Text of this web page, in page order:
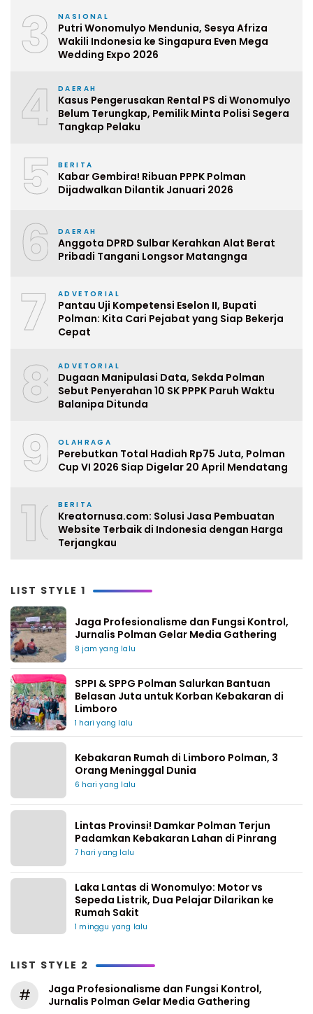
3 NASIONAL
Putri Wonomulyo Mendunia, Sesya Afriza
Wakili Indonesia ke Singapura Even Mega
Wedding Expo 2026
4 DAERAH
Kasus Pengerusakan Rental PS di Wonomulyo
Belum Terungkap, Pemilik Minta Polisi Segera
Tangkap Pelaku
5 BERITA
Kabar Gembira! Ribuan PPPK Polman
Dijadwalkan Dilantik Januari 2026
6 DAERAH
Anggota DPRD Sulbar Kerahkan Alat Berat
Pribadi Tangani Longsor Matangnga
7 ADVETORIAL
Pantau Uji Kompetensi Eselon II, Bupati
Polman: Kita Cari Pejabat yang Siap Bekerja
Cepat
8 ADVETORIAL
Dugaan Manipulasi Data, Sekda Polman
Sebut Penyerahan 10 SK PPPK Paruh Waktu
Balanipa Ditunda
9 OLAHRAGA
Perebutkan Total Hadiah Rp75 Juta, Polman
Cup VI 2026 Siap Digelar 20 April Mendatang
10BERITA
Kreatornusa.com: Solusi Jasa Pembuatan
Website Terbaik di Indonesia dengan Harga
Terjangkau
LIST STYLE 1
Jaga Profesionalisme dan Fungsi Kontrol,
Jurnalis Polman Gelar Media Gathering
8 jam yang lalu
SPPI & SPPG Polman Salurkan Bantuan
Belasan Juta untuk Korban Kebakaran di
Limboro
1 hari yang lalu
Kebakaran Rumah di Limboro Polman, 3
Orang Meninggal Dunia
6 hari yang lalu
Lintas Provinsi! Damkar Polman Terjun
Padamkan Kebakaran Lahan di Pinrang
7 hari yang lalu
Laka Lantas di Wonomulyo: Motor vs
Sepeda Listrik, Dua Pelajar Dilarikan ke
Rumah Sakit
1 minggu yang lalu
LIST STYLE 2
#
Jaga Profesionalisme dan Fungsi Kontrol,
Jurnalis Polman Gelar Media Gathering